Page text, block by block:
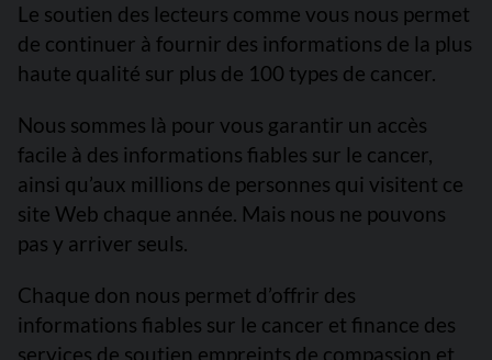
Le soutien des lecteurs comme vous nous permet
de continuer à fournir des informations de la plus
haute qualité sur plus de 100 types de cancer.
Nous sommes là pour vous garantir un accès
facile à des informations fiables sur le cancer,
ainsi qu’aux millions de personnes qui visitent ce
site Web chaque année. Mais nous ne pouvons
pas y arriver seuls.
Chaque don nous permet d’offrir des
informations fiables sur le cancer et finance des
services de soutien empreints de compassion et